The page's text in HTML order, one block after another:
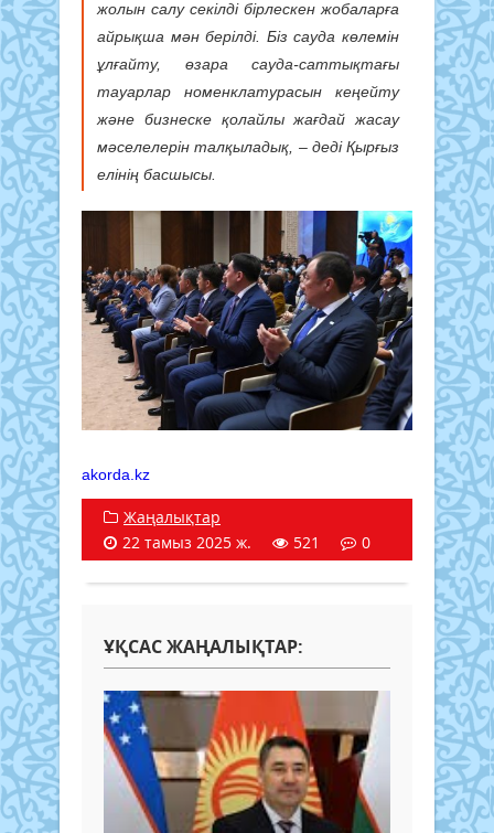
жолын салу секілді бірлескен жобаларға
айрықша мән берілді. Біз сауда көлемін
ұлғайту, өзара сауда-cаттықтағы
тауарлар номенклатурасын кеңейту
және бизнеске қолайлы жағдай жасау
мәселелерін талқыладық, – деді Қырғыз
елінің басшысы.
akorda.kz
Жаңалықтар
22 тамыз 2025 ж.
521 0
ҰҚСАС ЖАҢАЛЫҚТАР: